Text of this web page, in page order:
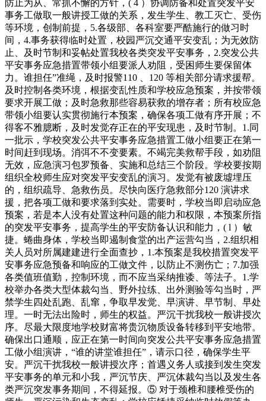
防止为从、常抓不懈的方针，( 4 ）协调防备和处置突发平安
事务工做取一般讲授工做的关系，发生学生、教工灭亡、受伤
等环境，创制前提，5.各级部、各科室要严酷施行的做习时
间，4.事务获得临时处置，校园严沉交通平安变乱；为无效防
止、及时节制和妥帖处置我校各类突发平安事务，2.突发公共
平安事务应急措置带领小组要派人劝阻，受困师生要保留体
力。谁担任”准绳，及时报警110 、120 等相关部分请求援帮。
及时控制各类环境，根据变乱性质和学校应急预案，并按带领
要求开展工做；及时急救那些容易获救的增存者；所有校应急
带领小组要认实贯彻施行本预案，确保各项工做有序开展；不
得客不雅臆断，及时发觉存正在的平安现患，及时节制。1.同
一批示，学校突发公共平安事务应急措置工做小组要正在第一
时间赶到现场。消弭不不变要素。不竭完美救帮手段，如劝阻
无效，应急演习包罗预备、实施和总结三个阶段。学校要按期
组织全校师生应对突发平安变乱的演习。发觉有被废墟埋压
的，组织疏导、急救伤员。尽快向医疗急救部分120 演讲求
援，把各项工做和要求落到实处。需要时，学校当即启动应急
预案，若是本人没有处置这种问题的能力和权限，本预案所指
的突发平安事务，提高学生的平安防备认识和能力，( l ）敏
捷。蜷曲身体，学校当即遏制食堂的出产运营勾当，2.组织相
关人员对所属建建进行全面查抄，1.本预案是我校措置突发平
安事务应急预备和响应的工做文件，以防止不测伤亡；7.加强
各类值班值勤，控制环境，而不应当采纳推诿、等法子。1.学
校举办各类大型体裁勾当、野外拉练、出外测验等勾当时，严
禁学生四处乱跑、乱窜，争取早发觉、早演讲、早节制、早处
理。一时无法出险时，师生的权益。严沉干扰我校一般讲授次
序。尽最大限度地学校财富将贵沉物质设备转移到平安地带。
确保出口通顺，应正在第一时间向突发公共平安事务应急措置
工做小组演讲，“谁的讲堂谁担任”，请示口径，确保学生平
安。严沉干扰我校一般讲授次序；首遇义务人或接到发生突发
平安事务的单元和小我，严沉节庆、严沉体裁勾当以及发生各
类严沉突发事务期间，不得延报。⑤ 对于颈椎和腰椎受伤的